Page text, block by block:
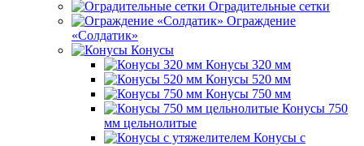
Оградительные сетки
Ограждение
«Солдатик»
Конусы
Конусы 320 мм
Конусы 520 мм
Конусы 750 мм
Конусы 750
мм цельнолитые
Конусы с